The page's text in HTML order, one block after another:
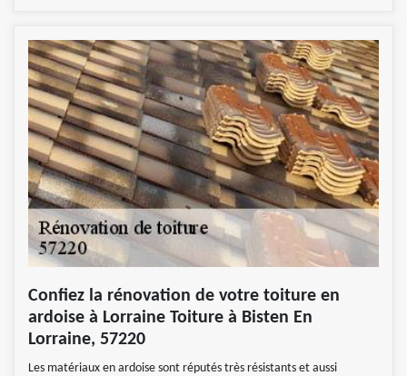
Confiez la rénovation de votre toiture en
ardoise à Lorraine Toiture à Bisten En
Lorraine, 57220
Les matériaux en ardoise sont réputés très résistants et aussi